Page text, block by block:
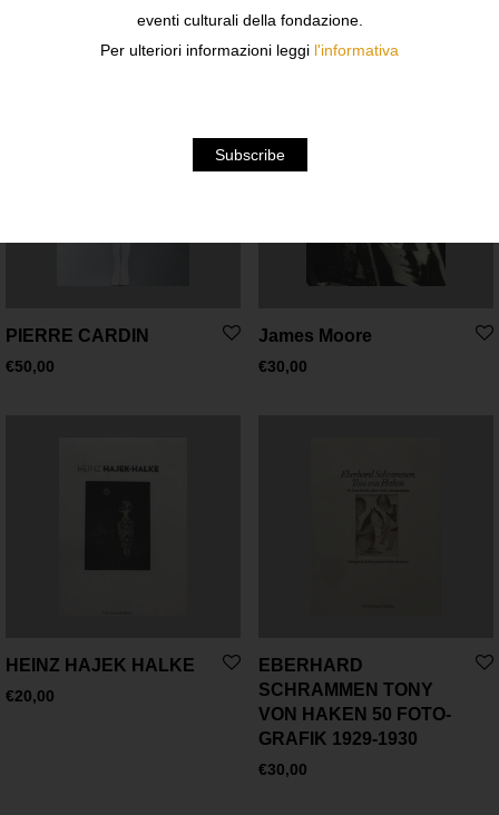
€ 50,00
PIERRE CARDIN
€50,00
James Moore
€30,00
HEINZ HAJEK HALKE
€20,00
EBERHARD
SCHRAMMEN TONY
VON HAKEN 50 FOTO-
GRAFIK 1929-1930
€30,00
eventi culturali della fondazione.
Per ulteriori informazioni leggi l'informativa